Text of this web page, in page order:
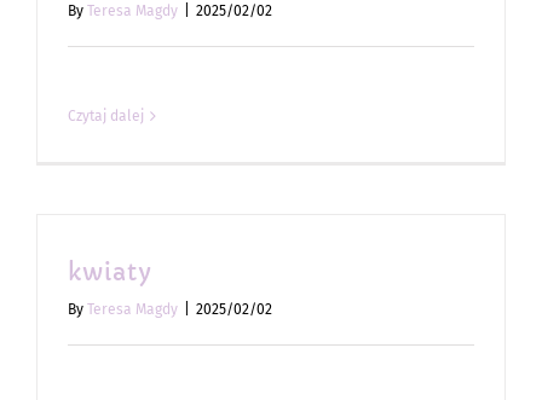
By Teresa Magdy 2025/02/02
Czytaj dalej
kwiaty
By Teresa Magdy 2025/02/02